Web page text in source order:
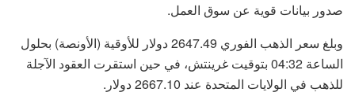
صدور بيانات قوية عن سوق العمل.
وبلغ سعر الذهب الفوري 2647.49 دولار للأوقية (الأونصة) بحلول
الساعة 04:32 بتوقيت غرينتش، في حين استقرت العقود الآجلة
للذهب في الولايات المتحدة عند 2667.10 دولار.